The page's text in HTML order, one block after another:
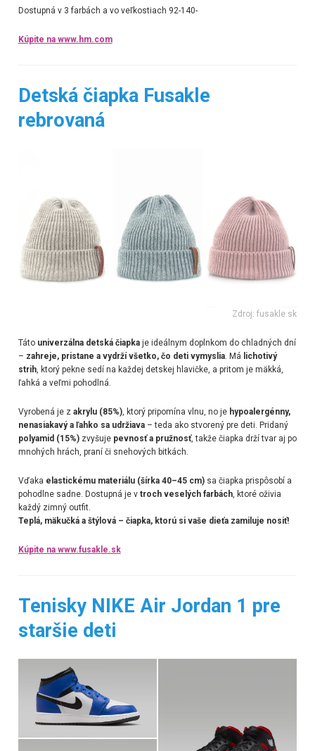
Dostupná v 3 farbách a vo veľkostiach 92-140-
Kúpite na www.hm.com
Detská čiapka Fusakle
rebrovaná
Zdroj: fusakle.sk
Táto univerzálna detská čiapkaje ideálnym doplnkom do chladných dní
– zahreje, pristane a vydrží všetko, čo deti vymyslia. Má lichotivý
strih, ktorý pekne sedí na každej detskej hlavičke, a pritom je mäkká,
ľahká a veľmi pohodlná.
Vyrobená je z akrylu (85%), ktorý pripomína vlnu, no je hypoalergénny,
nenasiakavý a ľahko sa udržiava– teda ako stvorený pre deti. Pridaný
polyamid (15%)zvyšuje pevnosť a pružnosť, takže čiapka drží tvar aj po
mnohých hrách, praní či snehových bitkách.
Vďaka elastickému materiálu (šírka 40–45 cm)sa čiapka prispôsobí a
pohodlne sadne. Dostupná je v troch veselých farbách, ktoré oživia
každý zimný outfit.
Teplá, mäkučká a štýlová – čiapka, ktorú si vaše dieťa zamiluje nosiť!
Kúpite na www.fusakle.sk
Tenisky NIKE Air Jordan 1 pre
staršie deti